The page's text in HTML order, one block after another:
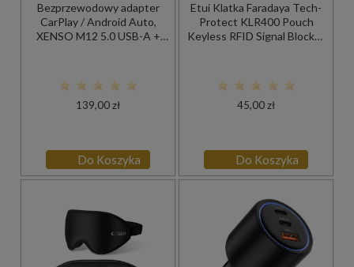
Bezprzewodowy adapter
CarPlay / Android Auto,
XENSO M12 5.0 USB-A +
139,00 zł
Do Koszyka
Etui Klatka Faradaya Tech-
Protect KLR400 Pouch
Keyless RFID Signal Blocker
45,00 zł
Do Koszyka